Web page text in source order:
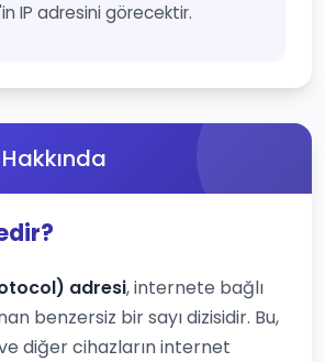
IP adresini görecektir.
adresi, internete bağlı
benzersiz bir sayı dizisidir. Bu,
diğer cihazların internet